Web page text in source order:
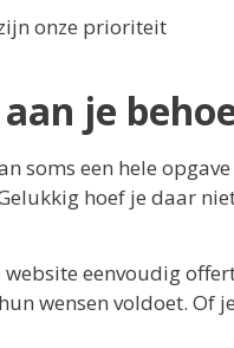
onze prioriteit
je
soms een hele
hoef je daar
eenvoudig
wensen voldoet.